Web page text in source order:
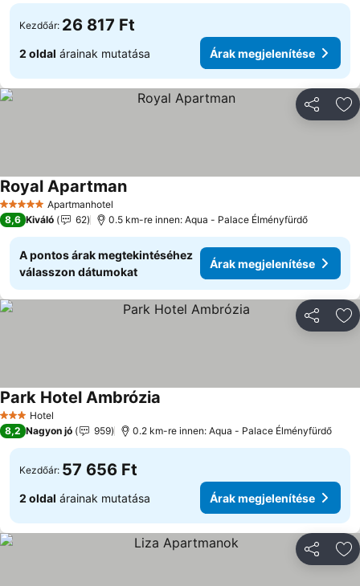
Kezdőár: 26 817 Ft
2 oldal árainak mutatása Árak megjelenítése
5 KategóriaApartmanhotel
Royal ApartmanÁrak megjelenítése
8,6 Kiváló 62 0.5 km-re innen: Aqua - Palace Élményfürdő
A pontos árak megtekintéséhez
válasszon dátumokat
Árak megjelenítése
3 Kategória
Hotel
Park Hotel Ambrózia
8,2 Nagyon jó 959 0.2 km-re innen: Aqua - Palace Élményfürdő
Kezdőár: 57 656 Ft
2 oldal árainak mutatása Árak megjelenítése